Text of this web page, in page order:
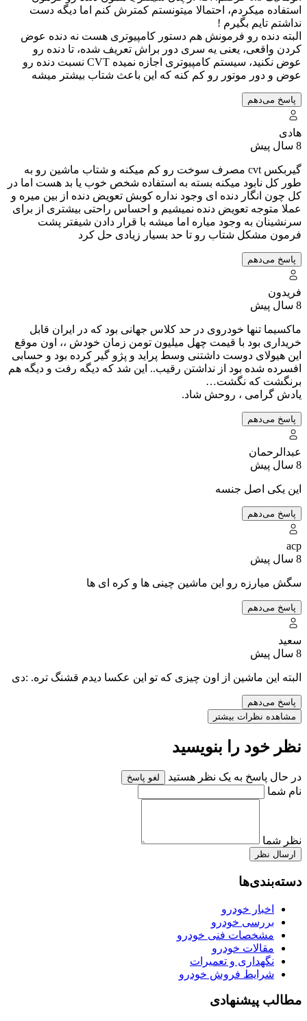
استفاده میکردم، احتمالا میتونستم کمترش کنم اما دیگه دست
نداشتم تایم بگیرم !
البته دنده رو فرمونش هم دستور کامپیوتری هست نه دنده عوض
کردن واقعی، یعنی یه سری دور براش تعریف شده، تا دنده رو
عوض نکنید، سیستم کامپیوتری اجازه نمیده CVT نسبت دنده رو
عوض و دور موتور رو کم کنه که این باعث شتاب بیشتر میشه
پاسخ می‌دهم
هادی
8 سال پیش
گیربکس cvt مصرف سوخت رو کم میکنه و شتاب ماشین رو به
طور کل نابود میکنه بسته به استفاده شخص خوب یا بد هست اما در
کل چون انگار دنده ای وجود نداره کوبش تعویض دنده از بین میره و
عملا متوجه تعویض دنده نمیشیم و احساس راحتی بیشتری از برای
سرنشینان به وجود میاره اما میشه با قرار دادن شیفتر پشت
فرمون مشکل شتاب رو تا حد بسیار زیادی حل کرد
پاسخ می‌دهم
فریدون
8 سال پیش
ماکسیما تنها خودروی در حد کلاس جهانی بود که در ایران قابل
خریداری بود با قیمت چهل میلیون تومن زمان خودش ،، اون موقع
این هیولای دوست داشتنی وسط پراید و پژو گیر کرده بود و حسابی
افسرده شده بود از نداشتن رقیب.. این شد که دیگه رفت و دیگه هم
برنگشت که نگشت…
یادش گرامی ، روحش شاد.
پاسخ می‌دهم
عبدالرحمان
8 سال پیش
این یکی اصل جنسه
پاسخ می‌دهم
acp
8 سال پیش
سگش میارزه رو این ماشین چینی ها و کره ای ها
پاسخ می‌دهم
سعید
8 سال پیش
البته این ماشین از اون چیزی که تو این عکسا دیدم قشنگ تره. :دی
پاسخ می‌دهم
مشاهده نظرات بیشتر
نظر خود را بنویسید
در حال پاسخ به یک نظر هستید لغو پاسخ
نام شما
نظر شما
ارسال نظر
دسته‌بندی‌ها
اخبار خودرو
بررسی خودرو
مشخصات فنی خودرو
مقالات خودرو
نگهداری و تعمیرات
شرایط فروش خودرو
مطالب پیشنهادی